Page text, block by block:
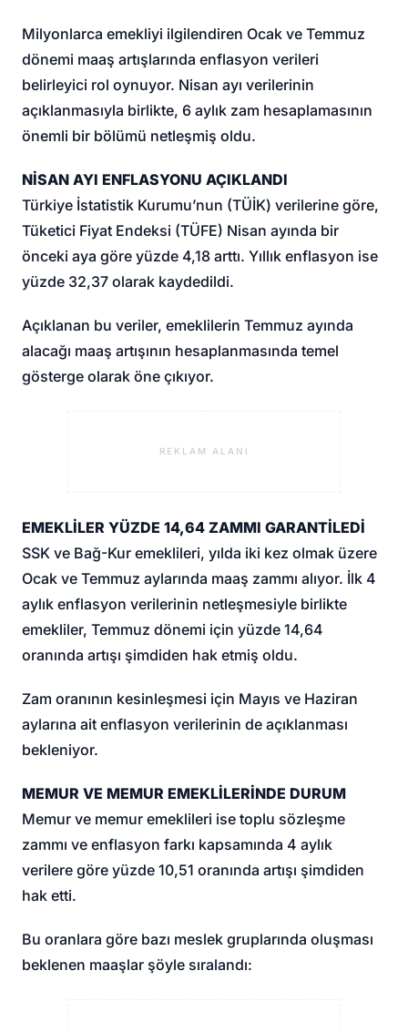
Milyonlarca emekliyi ilgilendiren Ocak ve Temmuz
dönemi maaş artışlarında enflasyon verileri
belirleyici rol oynuyor. Nisan ayı verilerinin
açıklanmasıyla birlikte, 6 aylık zam hesaplamasının
önemli bir bölümü netleşmiş oldu.
NİSAN AYI ENFLASYONU AÇIKLANDI
Türkiye İstatistik Kurumu’nun (TÜİK) verilerine göre,
Tüketici Fiyat Endeksi (TÜFE) Nisan ayında bir
önceki aya göre yüzde 4,18 arttı. Yıllık enflasyon ise
yüzde 32,37 olarak kaydedildi.
Açıklanan bu veriler, emeklilerin Temmuz ayında
alacağı maaş artışının hesaplanmasında temel
gösterge olarak öne çıkıyor.
REKLAM ALANI
EMEKLİLER YÜZDE 14,64 ZAMMI GARANTİLEDİ
SSK ve Bağ-Kur emeklileri, yılda iki kez olmak üzere
Ocak ve Temmuz aylarında maaş zammı alıyor. İlk 4
aylık enflasyon verilerinin netleşmesiyle birlikte
emekliler, Temmuz dönemi için yüzde 14,64
oranında artışı şimdiden hak etmiş oldu.
Zam oranının kesinleşmesi için Mayıs ve Haziran
aylarına ait enflasyon verilerinin de açıklanması
bekleniyor.
MEMUR VE MEMUR EMEKLİLERİNDE DURUM
Memur ve memur emeklileri ise toplu sözleşme
zammı ve enflasyon farkı kapsamında 4 aylık
verilere göre yüzde 10,51 oranında artışı şimdiden
hak etti.
Bu oranlara göre bazı meslek gruplarında oluşması
beklenen maaşlar şöyle sıralandı: